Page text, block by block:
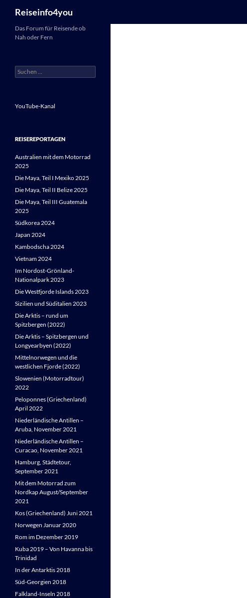
Inhalt
Reiseinfo4you
Das Forum für Reisende ob
Nah oder Fern
Suchen
nach:
YouTube-Kanal
REISEREPORTAGEN
Australien mit dem Motorrad
2025
Die Maya, Teil I Mexiko 2025
Die Maya, Teil II Belize 2025
Die Maya, Teil III Guatemala
2025
Südkorea 2024
Japan 2024
Kambodscha 2024
Vietnam 2024
Im Nordost-Grönland-
Nationalpark 2023
Die Westfjorde Islands 2023
Sizilien und Süditalien 2023
Die Arktis – rund um
Spitzbergen (2022)
Die Arktis – Spitzbergen und
Longyearbyen (2022)
Mittelnorwegen und die
westlichen Fjorde (2022)
Slowenien (Motorradtour)
2022
Peloponnes (Griechenland)
April 2022
Niederländische Antillen –
Aruba, November 2021
Niederländische Antillen –
Curacao, November 2021
Hamburg, Städtetour,
September 2021
Mit dem Motorrad zum
Nordkap August/September
2021
Kos (Griechenland) Juni 2021
Norwegen Januar 2020
Rom im Dezember 2019
Kuba 2019 – Von Havanna bis
Trinidad
In der Antarktis 2018
Süd-Georgien 2018
Falkland-Inseln 2018